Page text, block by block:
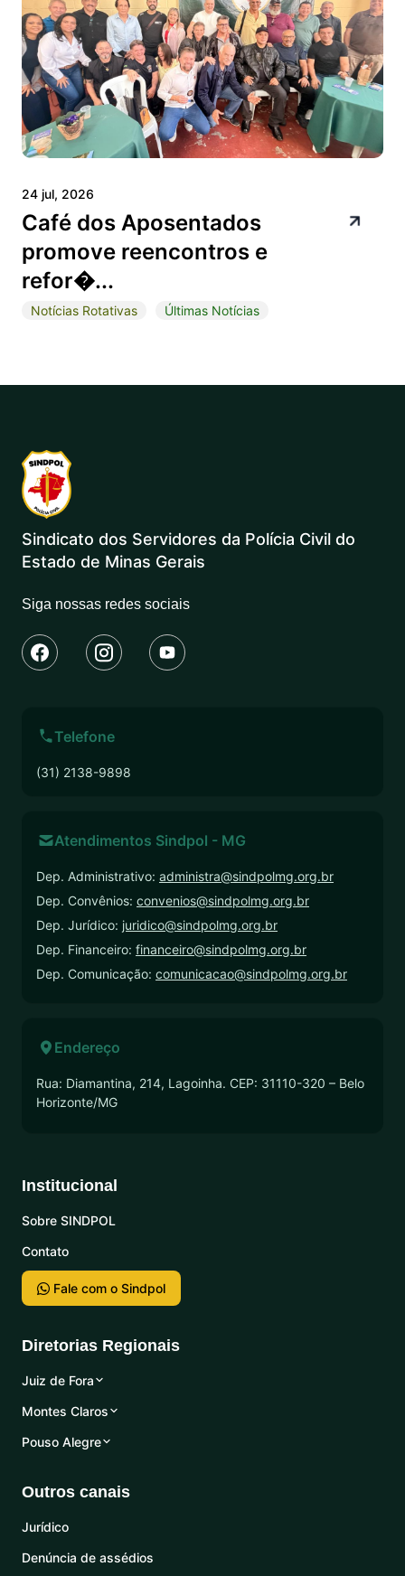
24 jul, 2026
Café dos Aposentados
promove reencontros e
refor�...
Notícias Rotativas Últimas Notícias
Sindicato dos Servidores da Polícia Civil do
Estado de Minas Gerais
Siga nossas redes sociais
Telefone
(31) 2138-9898
Atendimentos Sindpol - MG
Dep. Administrativo: administra@sindpolmg.org.br
Dep. Convênios: convenios@sindpolmg.org.br
Dep. Jurídico: juridico@sindpolmg.org.br
Dep. Financeiro: financeiro@sindpolmg.org.br
Dep. Comunicação: comunicacao@sindpolmg.org.br
Endereço
Rua: Diamantina, 214, Lagoinha. CEP: 31110-320 – Belo
Horizonte/MG
Institucional
Sobre SINDPOL
Contato
Fale com o Sindpol
Diretorias Regionais
Juiz de Fora
Montes Claros
Pouso Alegre
Outros canais
Jurídico
Denúncia de assédios